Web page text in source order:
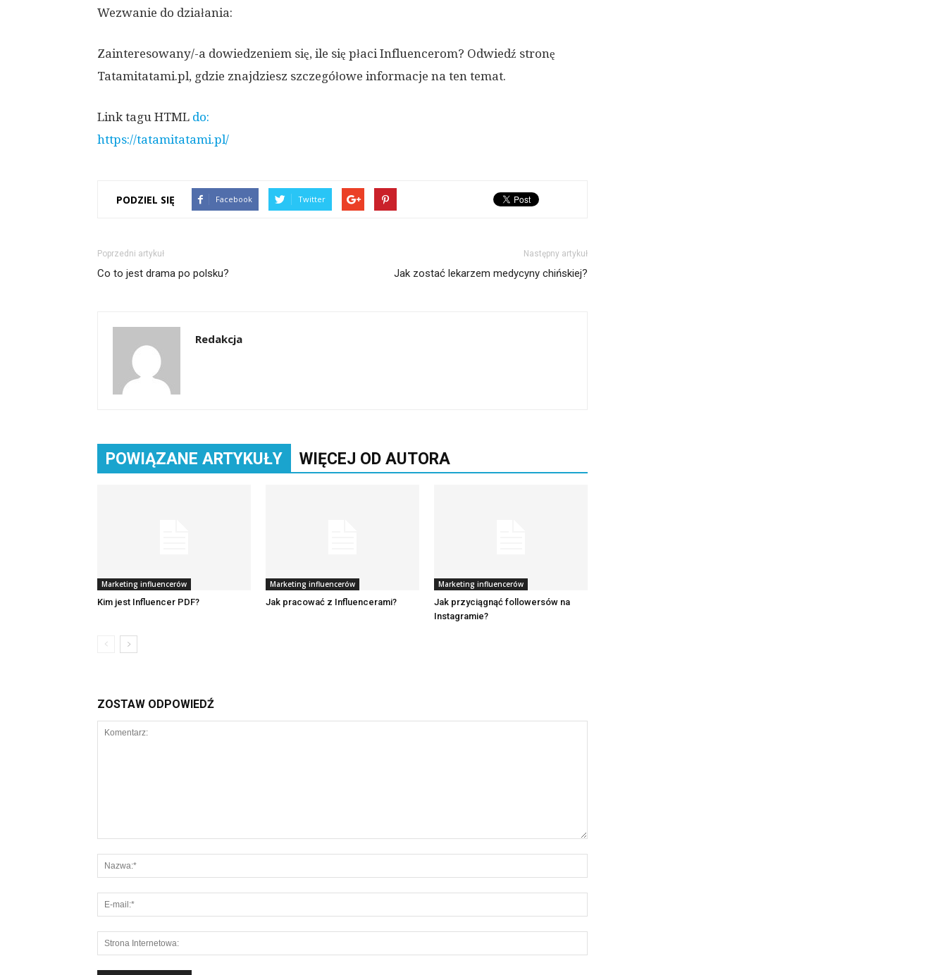
Wezwanie do działania:
Zainteresowany/-a dowiedzeniem się, ile się płaci Influencerom? Odwiedź stronę
Tatamitatami.pl, gdzie znajdziesz szczegółowe informacje na ten temat.
Link tagu HTML do:
https://tatamitatami.pl/
PODZIEL SIĘ Facebook Twitter
Poprzedni artykuł
Co to jest drama po polsku?
Następny artykuł
Jak zostać lekarzem medycyny chińskiej?
Redakcja
POWIĄZANE ARTYKUŁY WIĘCEJ OD AUTORA
Marketing influencerów
Kim jest Influencer PDF?
Marketing influencerów
Jak pracować z Influencerami?
Marketing influencerów
Jak przyciągnąć followersów na
Instagramie?
ZOSTAW ODPOWIEDŹ